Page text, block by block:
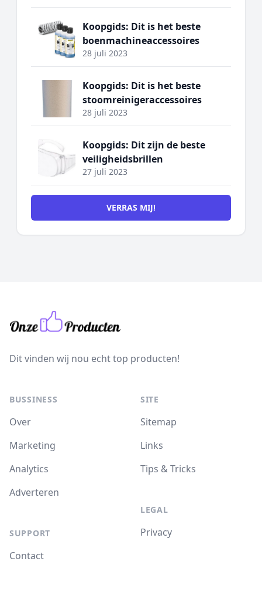
Koopgids: Dit is het beste
boenmachineaccessoires
28 juli 2023
Koopgids: Dit is het beste
stoomreinigeraccessoires
28 juli 2023
Koopgids: Dit zijn de beste
veiligheidsbrillen
27 juli 2023
VERRAS MIJ!
Dit vinden wij nou echt top producten!
BUSSINESS
Over
Marketing
Analytics
Adverteren
SUPPORT
Contact
SITE
Sitemap
Links
Tips & Tricks
LEGAL
Privacy